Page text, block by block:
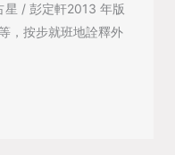
/ 彭定軒2013 年版
，按步就班地詮釋外